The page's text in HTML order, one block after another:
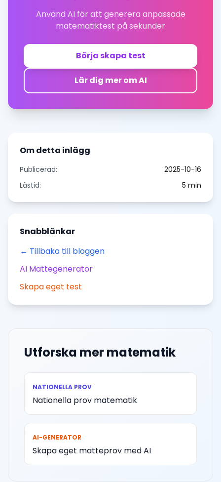
Använd AI för att generera anpassade
matematiktest på sekunder
Börja skapa test
Lär dig mer om AI
Om detta inlägg
Publicerad:
2025-10-16
Lästid:
5 min
Snabblänkar
← Tillbaka till bloggen
AI Mattegenerator
Skapa eget test
Utforska mer matematik
NATIONELLA PROV
Nationella prov matematik
AI-GENERATOR
Skapa eget matteprov med AI